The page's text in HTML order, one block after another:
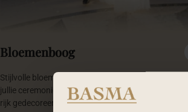
Bloemenboog
Stijlvolle bloemenboog die het middelpunt vormt
jullie ceremonie of entree. Volledig gepersonaliseerd
rijk gedecoreerd.